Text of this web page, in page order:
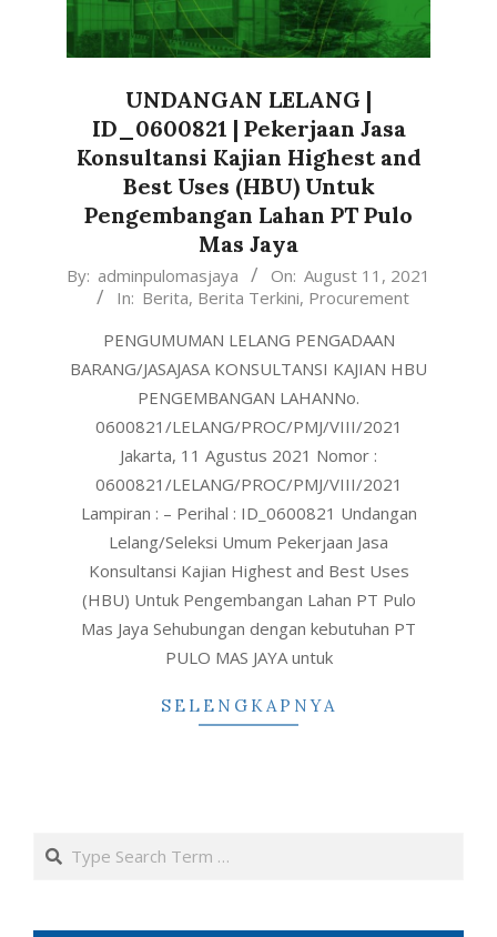
UNDANGAN LELANG |
ID_0600821 | Pekerjaan Jasa
Konsultansi Kajian Highest and
Best Uses (HBU) Untuk
Pengembangan Lahan PT Pulo
Mas Jaya
2021-
By: adminpulomasjaya On: August 11, 2021
In: Berita, Berita Terkini, Procurement
PENGUMUMAN LELANG PENGADAAN
BARANG/JASAJASA KONSULTANSI KAJIAN HBU
PENGEMBANGAN LAHANNo.
0600821/LELANG/PROC/PMJ/VIII/2021
Jakarta, 11 Agustus 2021 Nomor :
0600821/LELANG/PROC/PMJ/VIII/2021
Lampiran : – Perihal : ID_0600821 Undangan
Lelang/Seleksi Umum Pekerjaan Jasa
Konsultansi Kajian Highest and Best Uses
(HBU) Untuk Pengembangan Lahan PT Pulo
Mas Jaya Sehubungan dengan kebutuhan PT
PULO MAS JAYA untuk
SELENGKAPNYA
Search